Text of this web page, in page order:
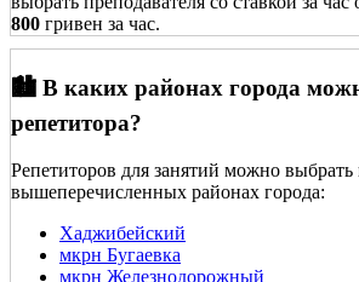
800 гривен за час.
🏙️ В каких районах города
репетитора?
Репетиторов для занятий можно выбрать
вышеперечисленных районах города:
Хаджибейский
мкрн Бугаевка
мкрн Железнодорожный